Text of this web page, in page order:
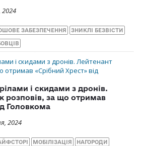
ЗАБЕЗПЕЧЕННЯ ЗНИКЛІ БЕЗВІСТИ
і скидами з дронів.
розповів, за що отримав
Головкома
2024
МОБІЛІЗАЦІЯ НАГОРОДИ